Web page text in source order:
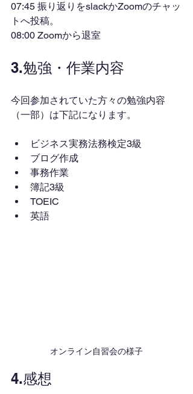
07:45 振り返りをslackかZoomのチャッ
トへ投稿。
08:00 Zoomから退室
3.勉強・作業内容
今回参加されていた方々の勉強内容
（一部）は下記になります。
ビジネス実務法務検定3級
ブログ作成
事務作業
簿記3級
TOEIC
英語
オンライン自習会の様子
4.感想